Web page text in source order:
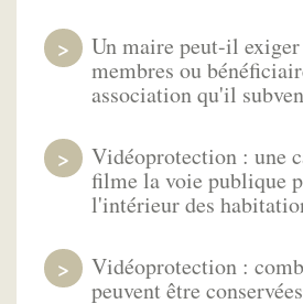
Un maire peut-il
membres ou
association qu'il
Vidéoprotection : une
filme la voie publique
l'intérieur des
Vidéoprotection :
peuvent être